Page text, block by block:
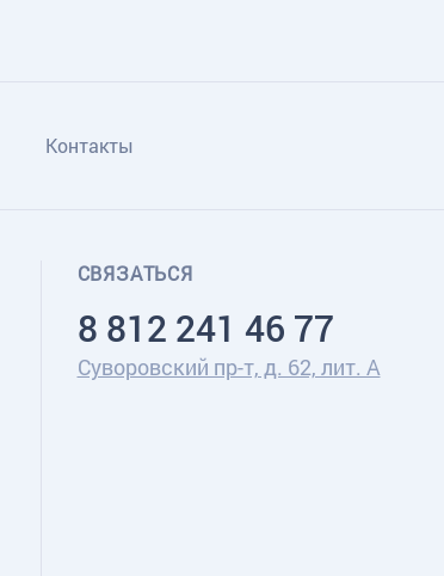
Контакты
СВЯЗАТЬСЯ
8 812 241 46 77
Суворовский пр-т, д. 62, лит. А